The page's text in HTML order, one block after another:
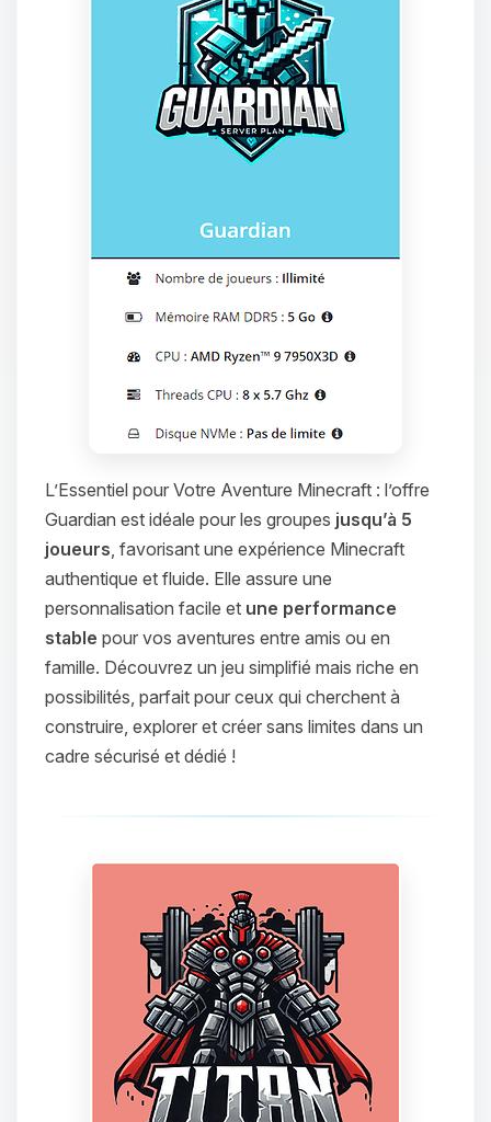
L’Essentiel pour Votre Aventure Minecraft : l’offre
Guardian est idéale pour les groupes jusqu’à 5
joueurs, favorisant une expérience Minecraft
authentique et fluide. Elle assure une
personnalisation facile et une performance
stable pour vos aventures entre amis ou en
famille. Découvrez un jeu simplifié mais riche en
possibilités, parfait pour ceux qui cherchent à
construire, explorer et créer sans limites dans un
cadre sécurisé et dédié !
Youpi, enfin quelqu’un pour me
parler ! Moi c’est Choupy, ton petit
assistant BoxToPlay. Dis-moi ce dont
tu as besoin et je vais remuer mes